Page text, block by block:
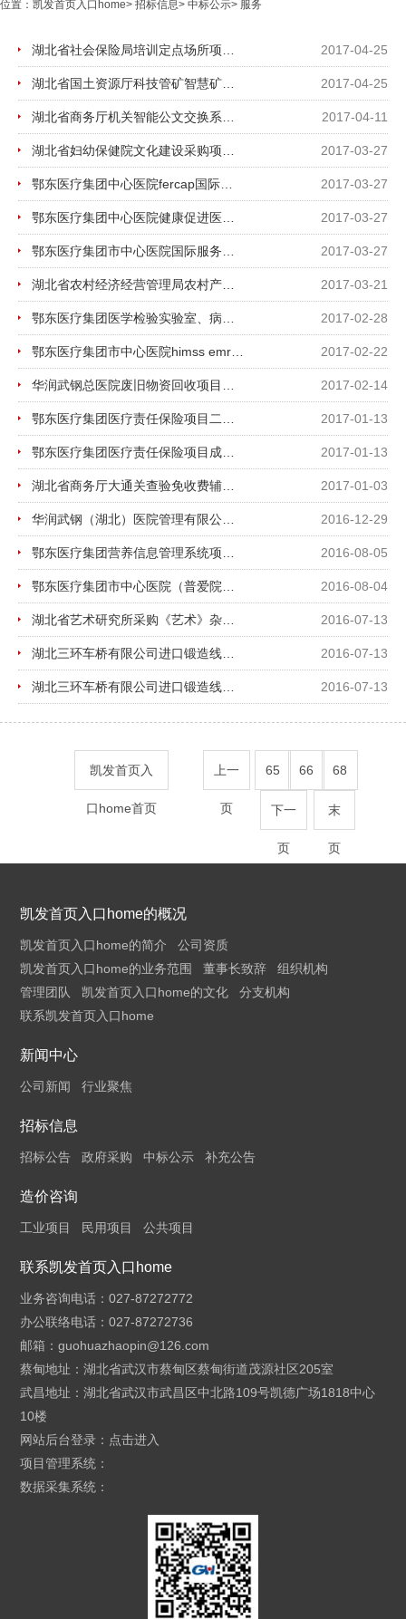
位置： 凯发首页入口home> 招标信息> 中标公示> 服务
2017-04-25
2017-04-25
2017-04-11
2017-03-27
2017-03-27
2017-03-27
2017-03-27
2017-03-21
2017-02-28
2017-02-22
2017-02-14
2017-01-13
2017-01-13
2017-01-03
2016-12-29
2016-08-05
2016-08-04
2016-07-13
2016-07-13
2016-07-13
凯发首页入
口home首页
上一
页
65 66 68
下一
页
末
页
凯发首页入口home的概况
凯发首页入口home的简介
公司资质
凯发首页入口home的业务范围
董事长致辞
组织机构
管理团队
凯发首页入口home的文化
分支机构
联系凯发首页入口home
新闻中心
公司新闻 行业聚焦
招标信息
招标公告 政府采购 中标公示 补充公告
造价咨询
工业项目 民用项目 公共项目
联系凯发首页入口home
业务咨询电话：027-87272772
办公联络电话：027-87272736
邮箱：guohuazhaopin@126.com
蔡甸地址：湖北省武汉市蔡甸区蔡甸街道茂源社区205室
武昌地址：湖北省武汉市武昌区中北路109号凯德广场1818中心
10楼
网站后台登录： 点击进入
项目管理系统：
数据采集系统：